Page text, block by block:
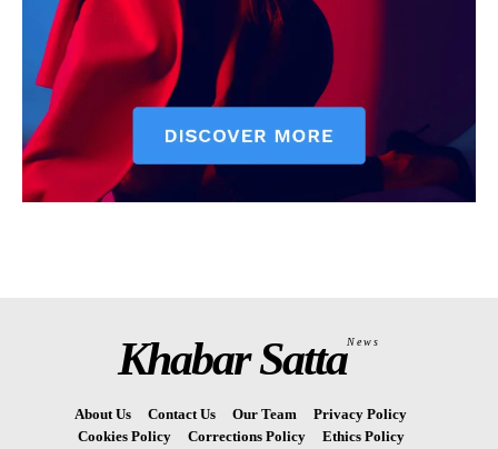
Khabar SattaNews
About Us Contact Us Our Team
Privacy Policy
Cookies Policy
Corrections Policy
Ethics Policy